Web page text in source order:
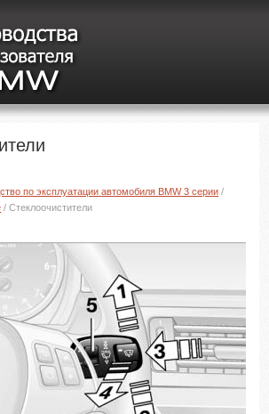
по эксплуатации автомобиля BMW 3 серии /
/ Стеклоочистители